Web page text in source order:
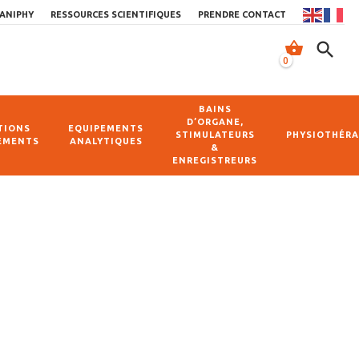
0
shopping_basket search
RESSOURCES SCIENTIFIQUES PRENDRE CONTACT
EQUIPEMENTS
ANALYTIQUES
BAINS
D’ORGANE,
STIMULATEURS
&
ENREGISTREURS